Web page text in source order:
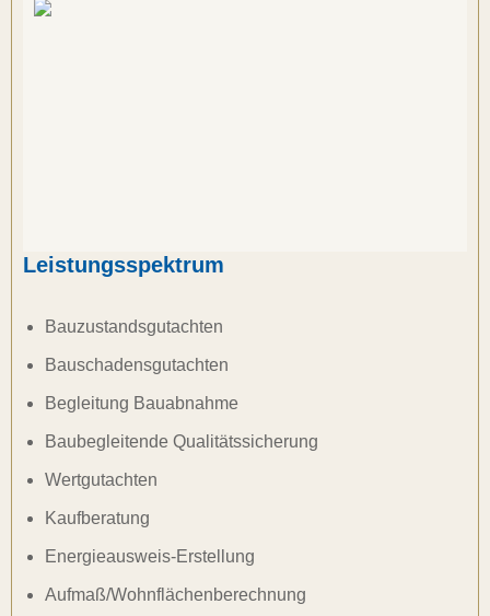
Leistungsspektrum
Bauzustandsgutachten
Bauschadensgutachten
Begleitung Bauabnahme
Baubegleitende Qualitätssicherung
Wertgutachten
Kaufberatung
Energieausweis-Erstellung
Aufmaß/Wohnflächenberechnung